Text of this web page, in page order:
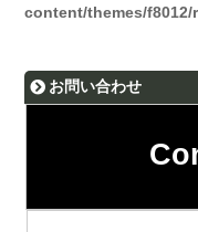
content/themes/
お問い合わせ